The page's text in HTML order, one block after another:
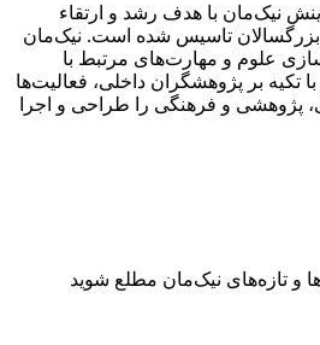
نیک‌مان با هدف رشد و ارتقاء
تاسیس شده است. نیک‌مان
علوم و مهارت‌های مرتبط با
تکیه بر پژوهشگران داخلی، فعالیت‌ها
و فرهنگی را طراحی و اجرا
و تازه‌های نیک‌مان مطلع شوید